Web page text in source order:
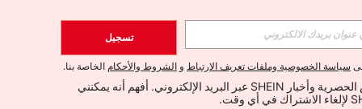
الإشتراك
اشتراك
تسجيل
سياسة الخصوصية وملفات تعريف الارتباط و الشروط والأحكام الخاصة بنا.
أود تلقي العروض الحصرية وأخبار SHEIN عبر البريد الإلكتروني. أفهم أنه يمكنني